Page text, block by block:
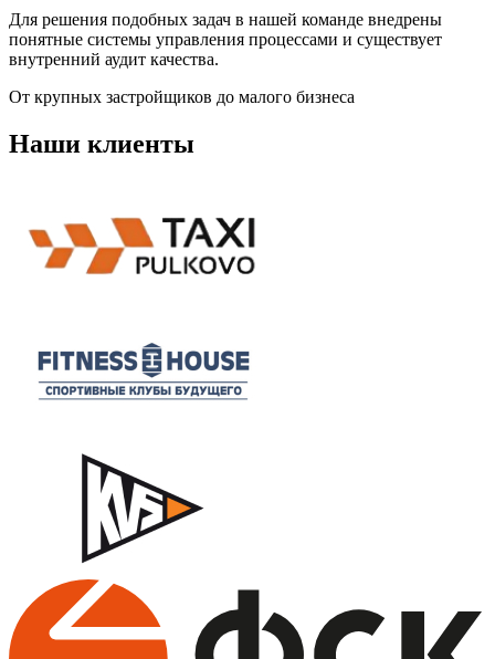
Для решения подобных задач в нашей команде внедрены
понятные системы управления процессами и существует
внутренний аудит качества.
От крупных застройщиков до малого бизнеса
Наши клиенты